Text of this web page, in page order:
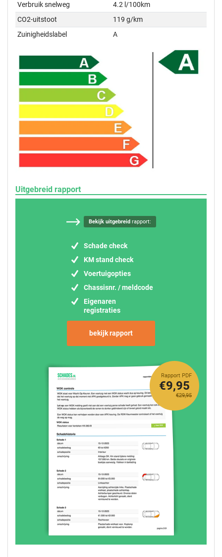
Verbruik snelweg
4.2 l/100km
CO2-uitstoot
119 g/km
Zuinigheidslabel
A
Uitgebreid rapport
Bekijk uitgebreidrapport:
Schade check
KM stand check
Voertuigopties
Chassisnr. / meldcode
Eigenaren
registraties
bekijk rapport
Rapport PDF
€29,95
€9,95